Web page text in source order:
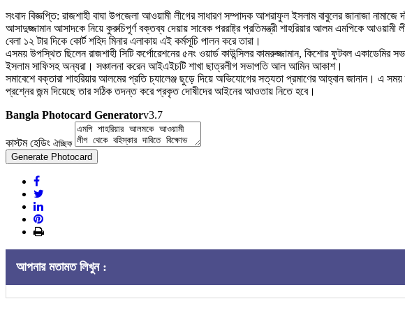
সংবাদ বিজ্ঞপ্তি: রাজশাহী বাঘা উপজেলা আওয়ামী লীগের সাধারণ সম্পাদক আশরাফুল ইসলাম বাবুলের জানাজা
আসাদুজ্জামান আসাদকে নিয়ে কুরুচিপূর্ণ বক্তব্য দেয়ায় সাবেক পররাষ্ট্র প্রতিমন্ত্রী শাহরিয়ার আলম এমপিকে আওয়ামী
বেলা ১২ টার দিকে কোর্ট শহিদ মিনার এলাকায় এই কর্মসূচি পালন করে তারা।
এসময় উপস্থিত ছিলেন রাজশাহী সিটি কর্পোরেশনের ৫নং ওয়ার্ড কাউন্সিলর কামরুজ্জামান, কিশোর ফুটবল
ইসলাম সাফিসহ অন্যরা। সঞ্চালনা করেন আইএইচটি শাখা ছাত্রলীগ সভাপতি আল আমিন আকাশ।
সমাবেশে বক্তারা শাহরিয়ার আলমের প্রতি চ্যালেঞ্জ ছুড়ে দিয়ে অভিযোগের সত্যতা প্রমাণের আহ্বান জানান। এ
প্রশ্নের জন্ম দিয়েছে তার সঠিক তদন্ত করে প্রকৃত দোষীদের আইনের আওতায় নিতে হবে।
Bangla Photocard Generatorv3.7
কাস্টম হেডিং ঐচ্ছিক
Generate Photocard
আপনার মতামত লিখুন :